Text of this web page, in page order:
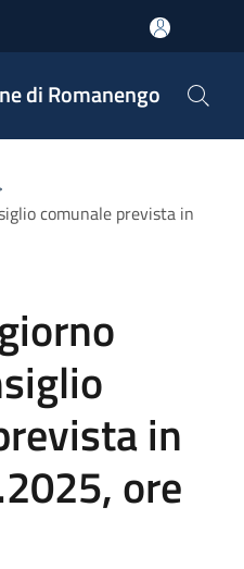
di Romanengo
comunale prevista in
in
ore